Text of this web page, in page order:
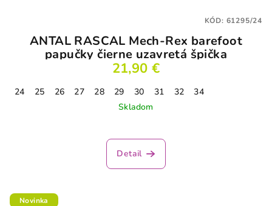
ANTAL RASCAL Mech-Rex barefoot
papučky čierne uzavretá špička
21,90 €
24 25 26 27 28 29 30 31 32
34
Skladom
Detail
KÓD: 61295/24
Novinka